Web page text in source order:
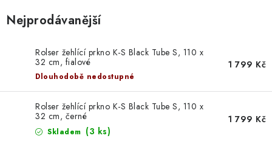
KLASICKÉ TAŠKY
PŘÍSLUŠENSTVÍ
Kontakt Obchodní podmínky
Nejprodávanější
Rolser žehlící prkno K-S Black Tube S, 110 x
32 cm, fialové
Dlouhodobě nedostupné
1 799 Kč
Rolser žehlící prkno K-S Black Tube S, 110 x
32 cm, černé
Skladem (3 ks)
1 799 Kč